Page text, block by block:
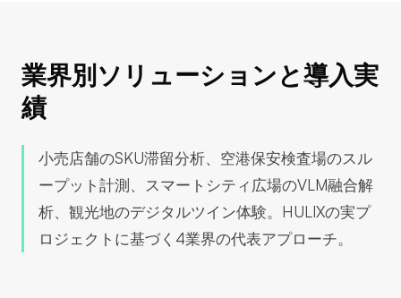
業界別ソリューションと導入実
績
小売店舗のSKU滞留分析、空港保安検査場のスル
ープット計測、スマートシティ広場のVLM融合解
析、観光地のデジタルツイン体験。HULIXの実プ
ロジェクトに基づく4業界の代表アプローチ。